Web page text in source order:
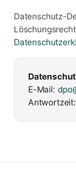
Datenschutz-
E-Mail: